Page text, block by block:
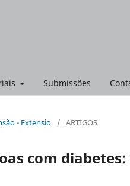
Submissões
- Extensio / ARTIGOS
com